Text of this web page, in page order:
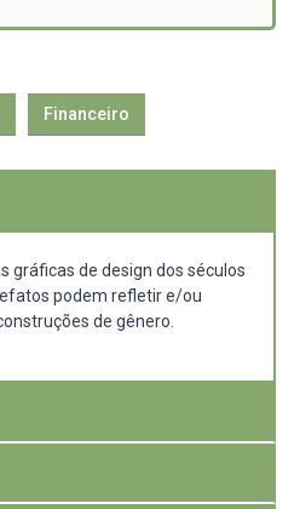
Financeiro
gráficas de design dos séculos
podem refletir e/ou
de gênero.
se justifica por dar